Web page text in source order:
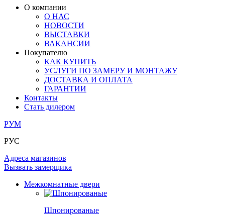
РАСПРОДАЖА ОСТАТКОВ
ВСЕ ДВЕРИ
РАЗДВИЖНЫЕ ПЕРЕГОРОДКИ
КОМПЛЕКТУЮЩИЕ
ОГРАНИЧИТЕЛИ
ПЕТЛИ
РАЗДВИЖНАЯ СИСТЕМА
СТЕНОВЫЕ ПАНЕЛИ
О компании
О НАС
НОВОСТИ
ВЫСТАВКИ
ВАКАНСИИ
Покупателю
КАК КУПИТЬ
УСЛУГИ ПО ЗАМЕРУ И МОНТАЖУ
ДОСТАВКА И ОПЛАТА
ГАРАНТИИ
Контакты
Стать дилером
РУМ
РУС
Адреса магазинов
Вызвать замерщика
Межкомнатные двери
Шпонированые